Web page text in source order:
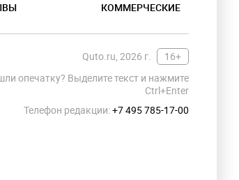
КОММЕРЧЕСКИЕ
Quto.ru, 2026 г.
16+
опечатку? Выделите текст и нажмите
Ctrl+Enter
Телефон редакции:+7 495 785-17-00